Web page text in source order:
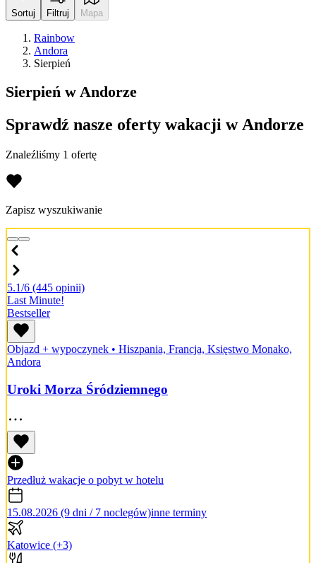
Sortuj Filtruj Mapa
Rainbow
Andora
Sierpień
Sierpień w Andorze
Sprawdź nasze oferty wakacji w Andorze
Znaleźliśmy 1 ofertę
Zapisz wyszukiwanie
5.1/6 (445 opinii)
Last Minute!
Bestseller
Objazd + wypoczynek • Hiszpania, Francja, Księstwo Monako,
Andora
Uroki Morza Śródziemnego
Przedłuż wakacje o pobyt w hotelu
15.08.2026 (9 dni / 7 noclegów)inne terminy
Katowice (+3)